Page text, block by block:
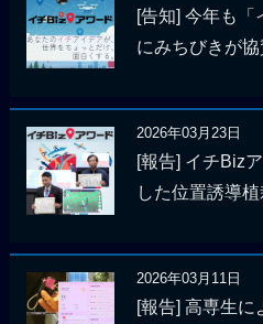
[告知] 今年も「
にみちびきが協
2026年03月23日
[報告] イチBiz
した位置誘導
2026年03月11日
[報告] 高専生